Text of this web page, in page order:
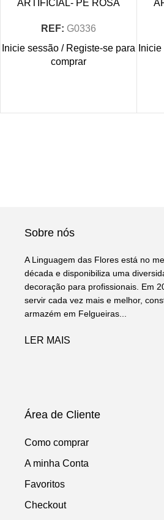
ARTIFICIAL- PE ROSA
REF: G0336
Inicie sessão / Registe-se para
comprar
Sobre nós
A Linguagem das Flores está no
década e disponibiliza uma
decoração para profissionais. Em
servir cada vez mais e melhor,
armazém em Felgueiras...
LER MAIS
Área de Cliente
Como comprar
A minha Conta
Favoritos
Checkout